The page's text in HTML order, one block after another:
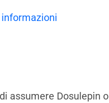
assumere Dosulepin o